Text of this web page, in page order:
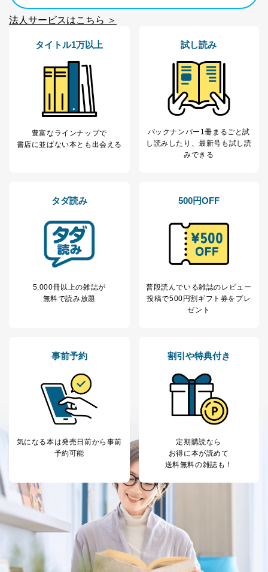
公衆衛生の向上または児童の健全な育成の推進のため
とが困難である場合。
た者が法令の定める事務を遂行することに対して協力
する必要がある場合であって、本人の同意を得ること
により当該事務の遂行に支障を及ぼすおそれがあると
上記２．の利用目的を実施するために守秘義務を結ん
託・提供する場合、その業務に必要な範囲で委託・提
供先企業に個人情報を開示することがあります。
委託・提供先企業は具体的には以下のような企業です
トカード決済などの決済代行・料金回収会社、広
告配信サービス会社
店など商品の供給者、梱包会社、配送会社、新聞
販売店などの梱包・配送・配達会社
４．開示対象個人情報の「開示」「訂正」等の請求につ
当社は、本人から、開示対象個人情報について利用目的
の通知を求められた場合には、遅滞なくこれに応じま
説明させていただきます。
本人又は第三者の生命、身体、財産その他の権利利益を
害するおそれがある場合
②利用目的を本人に通知し、又は公表することによって
当該事業者の権利又は正当な利益を害するおそれがある
③国の機関又は地方公共団体が法令の定める事務を遂行
することに対して協力する必要がある場合であって、利
用目的を本人に通知し、又は公表することによって当該
事務の遂行に支障を及ぼすおそれがあるとき
④開示対象個人情報の利用目的が明らかな場合
開示対象個人情報については、保有個人データの本人ま
たはその代理人からの利用目的の通知、開示、変更等
（内容の訂正、追加または削除）、利用停止等（「利用
の停止または消去」「第三者への提供の停止」）の求め
に対応させていただいております。 当社顧客の皆様の
個人情報は「マイページ」にログインしていただくこと
法人サービスはこちら ＞
タイトル1万以上
豊富なラインナップで
書店に並ばない本とも出会える
試し読み
バックナンバー1冊まるごと試
し読み したり、最新号も試し読
みできる
タダ読み
5,000冊以上の雑誌が
無料で読み放題
500円OFF
普段読んでいる雑誌のレビュー
投稿で500円割ギフト券をプレ
ゼント
事前予約
気になる本は発売日前から事前
予約可能
割引や特典付き
定期購読なら
お得に本が読めて
送料無料の雑誌も！